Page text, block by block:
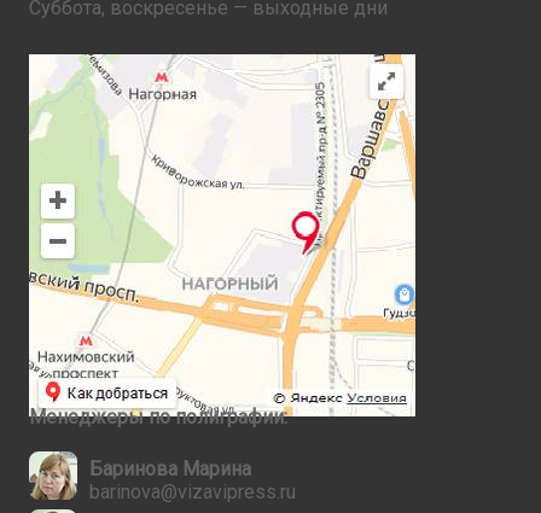
Суббота, воскресенье — выходные дни
Менеджеры по полиграфии:
Баринова Марина
barinova@vizavipress.ru